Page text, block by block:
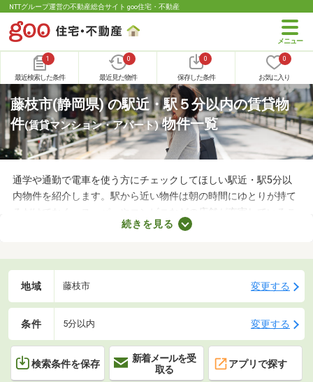
NTTグループ運営の不動産総合サイト goo住宅・不動産
1
最近検索した条件
0
最近見た物件
0
保存した条件
0
お気に入り
藤枝市(静岡県) の駅近・駅５分以内の賃貸物
件(賃貸マンション・アパート)物件一覧
通学や通勤で電車を使う方にチェックしてほしい駅近・駅5分以
内物件を紹介します。駅から近い物件は朝の時間にゆとりが持て
るだけでなく、スーパーやコンビニなどの店舗が充実しているこ
とも魅力。物件数も多いので、間取りや家賃などから自由に選べ
ょう。
続きを見る
地域 藤枝市 変更する
条件 5分以内 変更する
検索条件を保存
新着メールを受
取る
アプリで探す